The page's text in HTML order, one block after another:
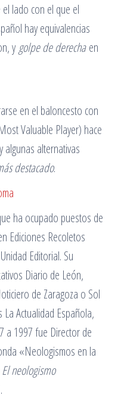
lado con el que el
hay equivalencias
ygolpe de derechaen
en el baloncesto con
Valuable Player) hace
algunas alternativas
destacado.
ha ocupado puestos de
Ediciones Recoletos
Editorial. Su
Diario de León,
de Zaragoza o Sol
Actualidad Española,
a 1997 fue Director de
«Neologismos en la
El neologismo